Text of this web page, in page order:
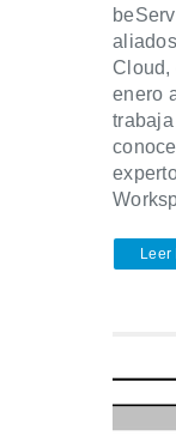
Cloud,
enero
trabaja
Leer